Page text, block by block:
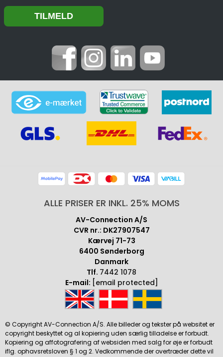
ALLE PRISER ER INKL. 25% MOMS
AV-Connection A/S
CVR nr.: DK27907547
Kærvej 71-73
6400 Sønderborg
Danmark
Tlf. 7442 1078
E-mail: [email protected]
© Copyright AV-Connection A/S. Alle billeder og tekster på websitet er
copyright beskyttet og al kopiering uden særlig tilladelse er forbudt.
Kopiering og affotografering af websiden med salg for øje er forbudt
iflg. ophavsretsloven § 1 og 2. Vedkommende der overtræder dette vil